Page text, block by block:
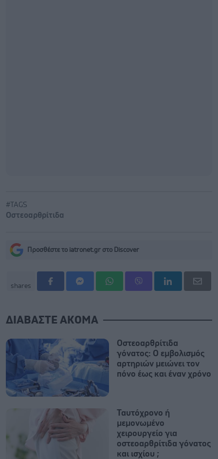
#TAGS
Οστεοαρθρίτιδα
Προσθέστε το iatronet.gr στο Discover
shares
ΔΙΑΒΑΣΤΕ ΑΚΟΜΑ
Οστεοαρθρίτιδα
γόνατος: Ο εμβολισμός
αρτηριών μειώνει τον
πόνο έως και έναν χρόνο
Ταυτόχρονο ή
μεμονωμένο
χειρουργείο για
οστεοαρθρίτιδα γόνατος
και ισχίου ;